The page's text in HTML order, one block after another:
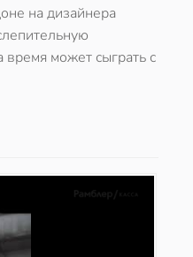
на дизайнера
может сыграть с